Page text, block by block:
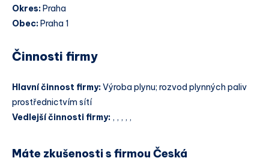
Okres: Praha
Obec: Praha 1
Činnosti firmy
Hlavní činnost firmy:Výroba plynu; rozvod plynných paliv
prostřednictvím sítí
Vedlejší činnosti firmy: , , , , ,
Máte zkušenosti s firmou Česká